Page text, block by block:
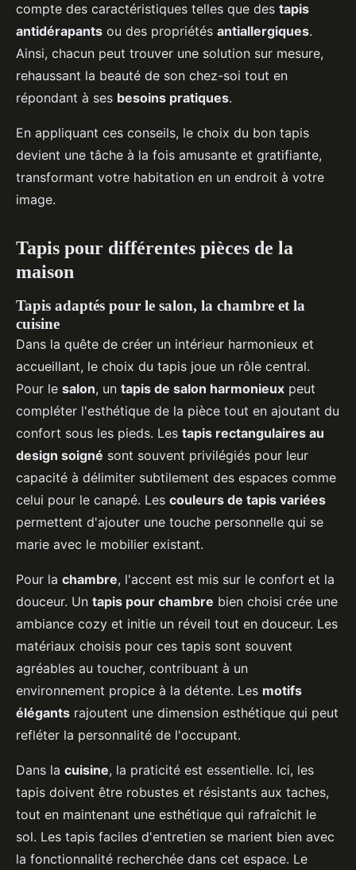
compte des caractéristiques telles que des tapis
antidérapants ou des propriétés antiallergiques.
Ainsi, chacun peut trouver une solution sur mesure,
rehaussant la beauté de son chez-soi tout en
répondant à ses besoins pratiques.
En appliquant ces conseils, le choix du bon tapis
devient une tâche à la fois amusante et gratifiante,
transformant votre habitation en un endroit à votre
image.
Tapis pour différentes pièces de la
maison
Tapis adaptés pour le salon, la chambre et la
cuisine
Dans la quête de créer un intérieur harmonieux et
accueillant, le choix du tapis joue un rôle central.
Pour le salon, un tapis de salon harmonieux peut
compléter l'esthétique de la pièce tout en ajoutant du
confort sous les pieds. Les tapis rectangulaires au
design soigné sont souvent privilégiés pour leur
capacité à délimiter subtilement des espaces comme
celui pour le canapé. Les couleurs de tapis variées
permettent d'ajouter une touche personnelle qui se
marie avec le mobilier existant.
Pour la chambre, l'accent est mis sur le confort et la
douceur. Un tapis pour chambre bien choisi crée une
ambiance cozy et initie un réveil tout en douceur. Les
matériaux choisis pour ces tapis sont souvent
agréables au toucher, contribuant à un
environnement propice à la détente. Les motifs
élégants rajoutent une dimension esthétique qui peut
refléter la personnalité de l'occupant.
Dans la cuisine, la praticité est essentielle. Ici, les
tapis doivent être robustes et résistants aux taches,
tout en maintenant une esthétique qui rafraîchit le
sol. Les tapis faciles d'entretien se marient bien avec
la fonctionnalité recherchée dans cet espace. Le